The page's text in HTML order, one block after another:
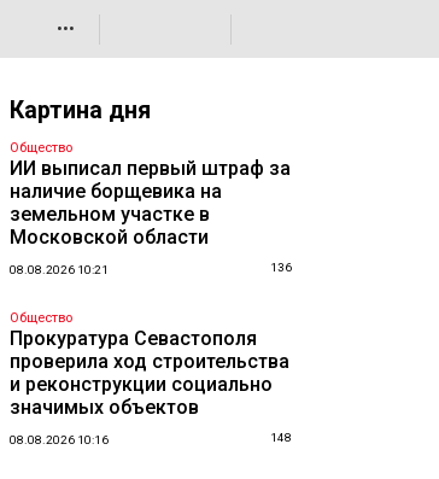
•••
Картина дня
Общество
ИИ выписал первый штраф за
наличие борщевика на
земельном участке в
Московской области
08.08.2026 10:21 136
Общество
Прокуратура Севастополя
проверила ход строительства
и реконструкции социально
значимых объектов
08.08.2026 10:16 148